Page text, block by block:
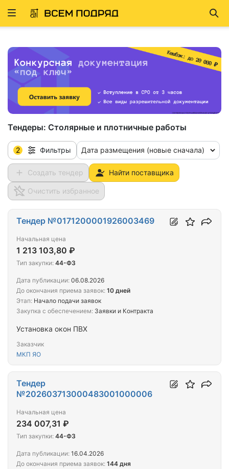
Развернуть
Тендеры: Столярные и плотничные работы
2 Фильтры Дата размещения (новые сначала)
Создать тендер Найти поставщика
Очистить избранное
Установка окон ПВХ
Заказчик
МКП ЯО
Тендер №0171200001926003469
Начальная цена
1 213 103,80 ₽
Тип закупки: 44-ФЗ
Дата публикации: 06.08.2026
До окончания приема заявок: 10 дней
Этап: Начало подачи заявок
Закупка с обеспечением: Заявки и Контракта
Тендер
№202603713000483001000006
Начальная цена
234 007,31 ₽
Тип закупки: 44-ФЗ
Дата публикации: 16.04.2026
До окончания приема заявок: 144 дня